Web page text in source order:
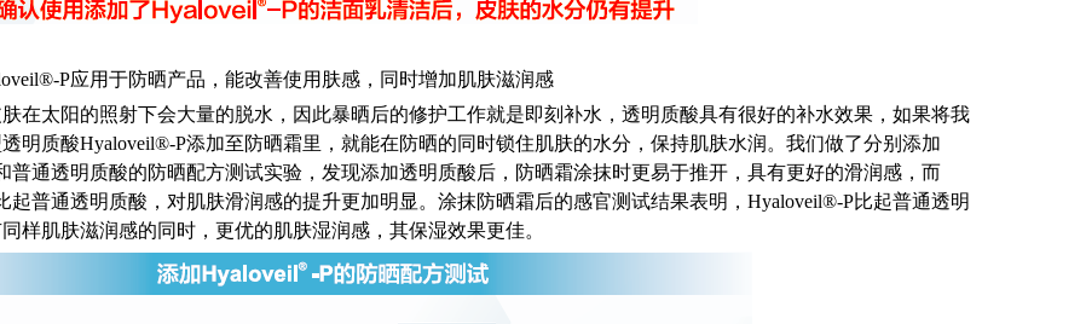
P应用于防晒产品，能改善使用肤感，同时增加肌肤滋润感
在太阳的照射下会大量的脱水，因此暴晒后的修护工作就是即刻补水，透明质酸具有很好的补水效果，如果将我
明质酸Hyaloveil®-P添加至防晒霜里，就能在防晒的同时锁住肌肤的水分，保持肌肤水润。我们做了分别添加
普通透明质酸的防晒配方测试实验，发现添加透明质酸后，防晒霜涂抹时更易于推开，具有更好的滑润感，而
起普通透明质酸，对肌肤滑润感的提升更加明显。涂抹防晒霜后的感官测试结果表明，Hyaloveil®-P比起普通透明
样肌肤滋润感的同时，更优的肌肤湿润感，其保湿效果更佳。